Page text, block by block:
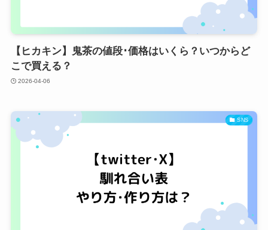
【ヒカキン】鬼茶の値段･価格はいくら？いつからど
こで買える？
2026-04-06
SNS